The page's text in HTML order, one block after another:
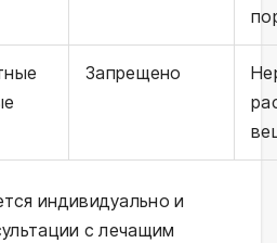
Запрещено
индивидуально и
с лечащим